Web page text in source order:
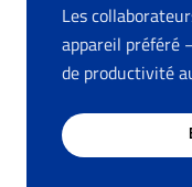
Les
appareil préféré
de productivité